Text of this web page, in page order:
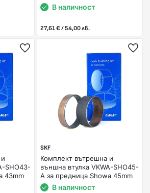
В наличност
27,61 € / 54,00 лв.
SHO43-
43mm
SKF
Комплект вътрешна и
външна втулка VKWA-SHO45-
A за предница Showa 45mm
В наличност